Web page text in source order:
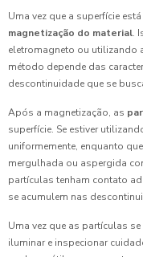
Uma vez que a superfície
magnetização do material.
eletromagneto ou utilizando
método depende das
descontinuidade que se
Após a magnetização, as
superfície. Se estiver
uniformemente, enquanto
mergulhada ou aspergida
partículas tenham contato
se acumulem nas
Uma vez que as partículas
iluminar e inspecionar